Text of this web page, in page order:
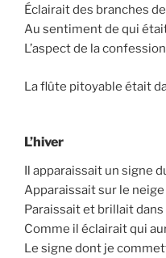
Éclairait des branches
Au sentiment de qui
L’aspect de la
La flûte pitoyable était
L’hiver
Il apparaissait un signe
Apparaissait sur le neige
Paraissait et brillait
Comme il éclairait qui
Le signe dont je